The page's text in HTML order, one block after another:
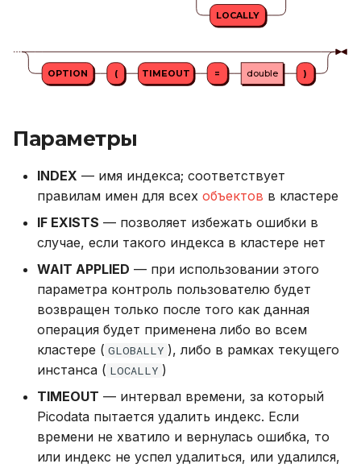
Конфигурирование
Резервное копирование
Управление доступом
Аутентификация с
помощью LDAP/LDAPS
Безопасность кластера
Использование журнала
аудита
Рекомендации по
сайзингу
Настройка Systemd
Устранение неполадок
SUBSTRING
UPPER
Агрегатные функции
Встроенные оконные
функции
Функции даты и времени
Системные функции
Интерфейс RPC API
многозадачность
Механизм плагинов
LOCALLY
OPTION ( TIMEOUT = double )
Параметры
INDEX — имя индекса; соответствует
правилам имен для всех объектов в кластере
IF EXISTS — позволяет избежать ошибки в
случае, если такого индекса в кластере нет
WAIT APPLIED — при использовании этого
параметра контроль пользователю будет
возвращен только после того как данная
операция будет применена либо во всем
кластере ( GLOBALLY ), либо в рамках текущего
инстанса ( LOCALLY )
TIMEOUT — интервал времени, за который
Picodata пытается удалить индекс. Если
времени не хватило и вернулась ошибка, то
или индекс не успел удалиться, или удалился,